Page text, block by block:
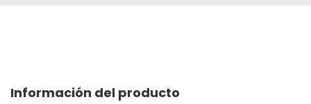
Información del producto